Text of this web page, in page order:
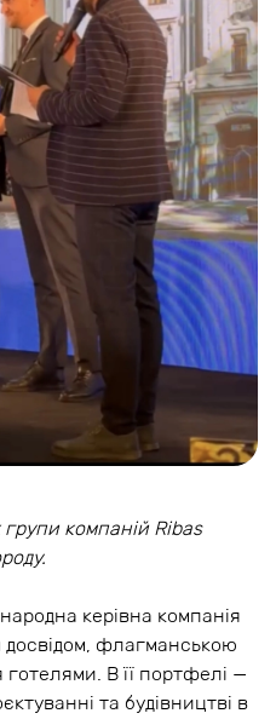
компаній Ribas
керівна компанія
флагманською
В її портфелі —
та будівництві в